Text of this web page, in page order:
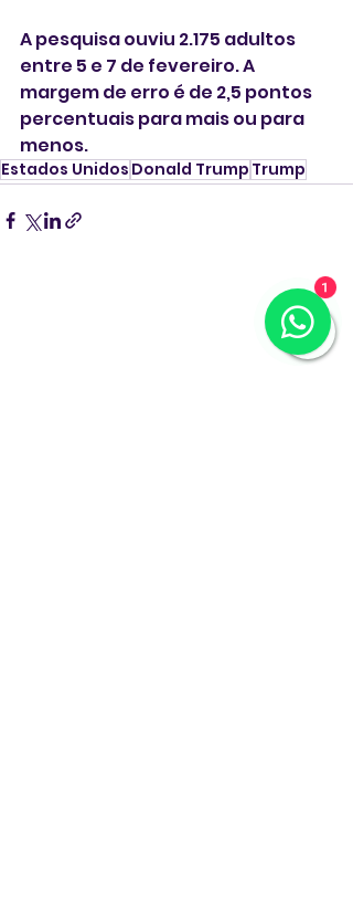
A pesquisa ouviu 2.175 adultos
entre 5 e 7 de fevereiro. A
margem de erro é de 2,5 pontos
percentuais para mais ou para
menos.
Estados Unidos Donald Trump Trump
1